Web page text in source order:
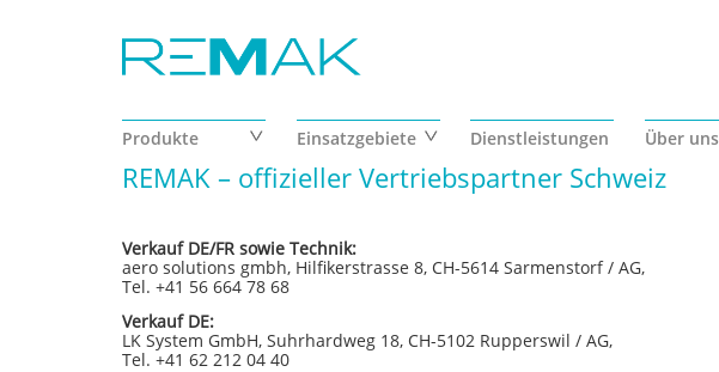
Produkte Einsatzgebiete Dienstleistungen Über uns
REMAK – offizieller Vertriebspartner Schweiz
Verkauf DE/FR sowie Technik:
aero solutions gmbh, Hilfikerstrasse 8, CH-5614 Sarmenstorf / AG,
Tel. +41 56 664 78 68
Verkauf DE:
LK System GmbH, Suhrhardweg 18, CH-5102 Rupperswil / AG,
Tel. +41 62 212 04 40